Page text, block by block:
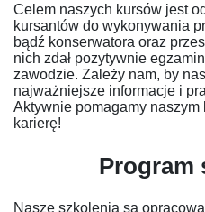
Celem naszych kursów jest
kursantów do wykonywania
bądź konserwatora oraz
nich zdał pozytywnie
zawodzie. Zależy nam, by
najważniejsze informacje i
Aktywnie pomagamy naszym
karierę!
Program
Nasze szkolenia są